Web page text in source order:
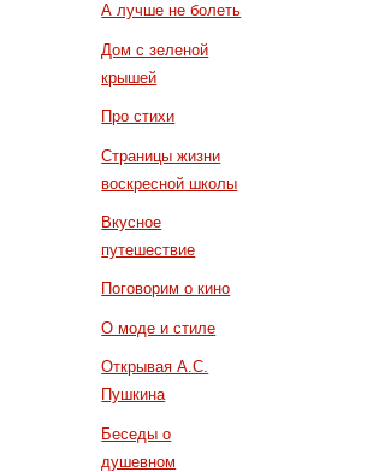
А лучше не болеть
Дом с зеленой
крышей
Про стихи
Страницы жизни
воскресной школы
Вкусное
путешествие
Поговорим о кино
О моде и стиле
Открывая А.С.
Пушкина
Беседы о
душевном